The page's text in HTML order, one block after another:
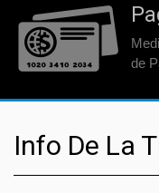
de
Info De La